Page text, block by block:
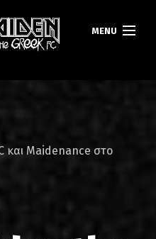
MENU
και Maidenance στο